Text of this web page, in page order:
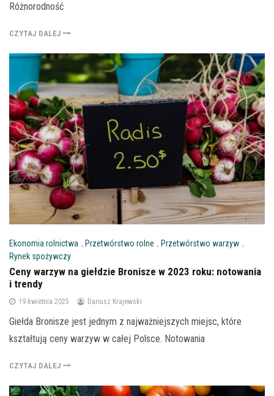
Różnorodność
CZYTAJ DALEJ
Ekonomia rolnictwa , Przetwórstwo rolne , Przetwórstwo warzyw ,
Rynek spożywczy
Ceny warzyw na giełdzie Bronisze w 2023 roku: notowania
i trendy
19 kwietnia 2025 Dariusz Krajewski
Giełda Bronisze jest jednym z najważniejszych miejsc, które
kształtują ceny warzyw w całej Polsce. Notowania
CZYTAJ DALEJ